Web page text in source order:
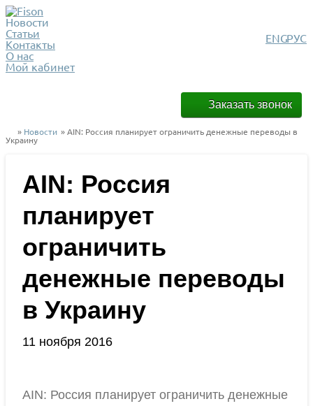
РУС
ENG
Новости
Статьи
Контакты
О нас
Мой кабинет
Заказать звонок
» Новости » AIN: Россия планирует ограничить денежные переводы в
Украину
AIN: Россия
планирует
ограничить
денежные переводы
в Украину
11 ноября 2016
AIN: Россия планирует ограничить денежные